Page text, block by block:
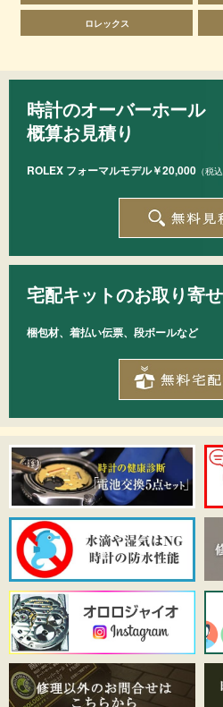
ロレックス
時計のオーバーホール
概算お見積り
ROLEX フォーマルモデル￥20,000 （税
宅配キットのお取り寄せ
梱包材、着払い伝票、段ボールなど